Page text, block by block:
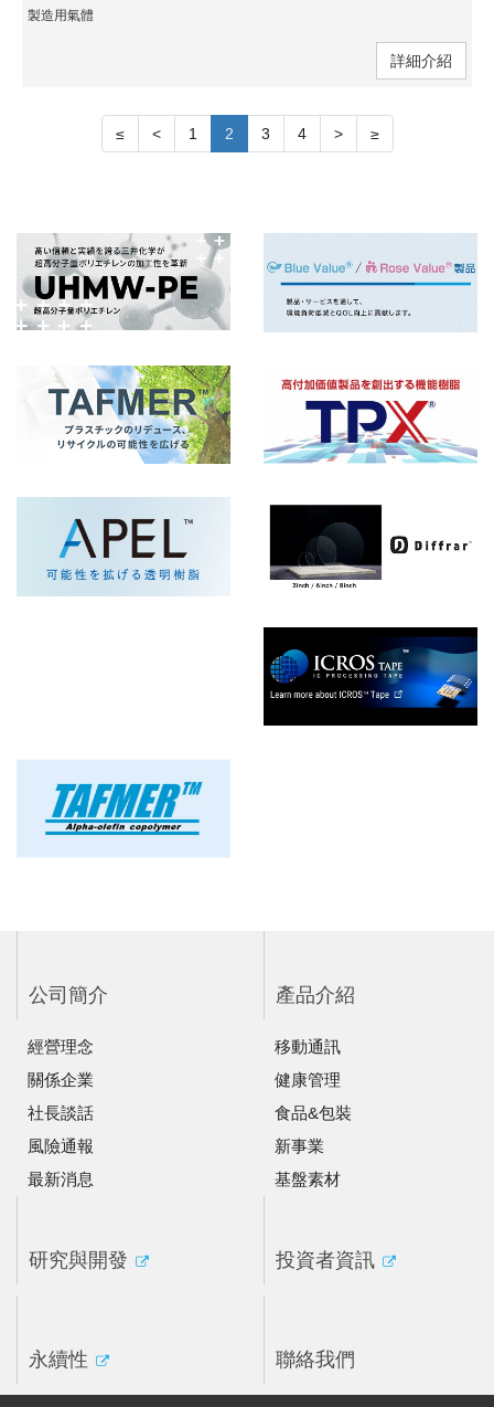
製造用氣體
詳細介紹
≤ < 1 2 3 4 > ≥
公司簡介
經營理念
關係企業
社長談話
風險通報
最新消息
產品介紹
移動通訊
健康管理
食品&包裝
新事業
基盤素材
研究與開發 投資者資訊
永續性 聯絡我們